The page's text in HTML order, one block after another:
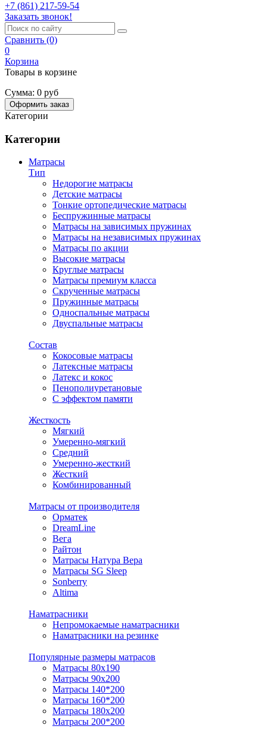
+7 (861) 217-59-54
Заказать звонок!
Сравнить (0)
0
Корзина
Товары в корзине
Сумма: 0 руб
Оформить заказ
Категории
Категории
Матрасы
Тип
Недорогие матрасы
Детские матрасы
Тонкие ортопедические матрасы
Беспружинные матрасы
Матрасы на зависимых пружинах
Матрасы на независимых пружинах
Матрасы по акции
Высокие матрасы
Круглые матрасы
Матрасы премиум класса
Скрученные матрасы
Пружинные матрасы
Односпальные матрасы
Двуспальные матрасы
Состав
Кокосовые матрасы
Латексные матрасы
Латекс и кокос
Пенополиуретановые
С эффектом памяти
Жесткость
Мягкий
Умеренно-мягкий
Средний
Умеренно-жесткий
Жесткий
Комбинированный
Матрасы от производителя
Орматек
DreamLine
Вега
Райтон
Матрасы Натура Вера
Матрасы SG Sleep
Sonberry
Altima
Наматрасники
Непромокаемые наматрасники
Наматрасники на резинке
Популярные размеры матрасов
Матрасы 80x190
Матрасы 90x200
Матрасы 140*200
Матрасы 160*200
Матрасы 180x200
Матрасы 200*200